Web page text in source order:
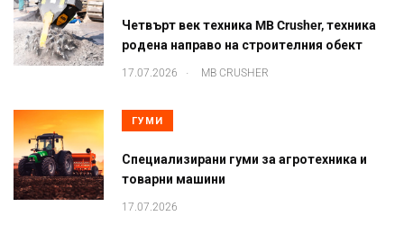
Четвърт век техника MB Crusher, техника
родена направо на строителния обект
17.07.2026 . MB CRUSHER
ГУМИ
Специализирани гуми за агротехника и
товарни машини
17.07.2026